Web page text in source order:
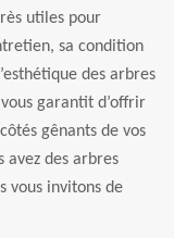
utiles pour
sa condition
des arbres
garantit d’offrir
gênants de vos
avez des arbres
vous invitons de